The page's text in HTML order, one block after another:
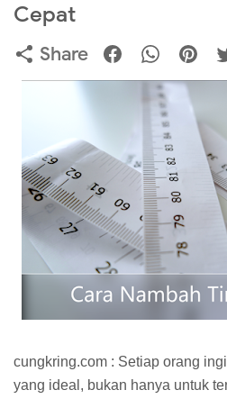
Cepat
Share
cungkring.com : Setiap orang
yang ideal, bukan hanya untuk